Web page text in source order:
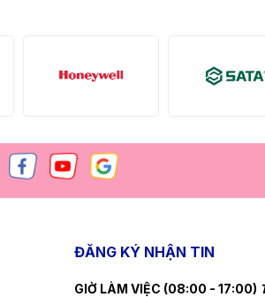
ĐĂNG KÝ NHẬN TIN
GIỜ LÀM VIỆC (08:00 - 17:00)